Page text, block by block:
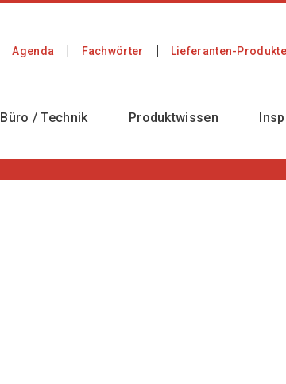
Agenda Fachwörter Lieferanten-
Büro / Technik Produktwissen